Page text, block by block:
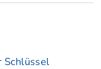
Schlüssel